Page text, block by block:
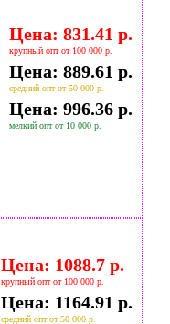
Цена: 831.41 р.
крупный опт от 100 000 р.
Цена: 889.61 р.
средний опт от 50 000 р.
Цена: 996.36 р.
мелкий опт от 10 000 р.
Цена: 1088.7 р.
крупный опт от 100 000 р.
Цена: 1164.91 р.
средний опт от 50 000 р.